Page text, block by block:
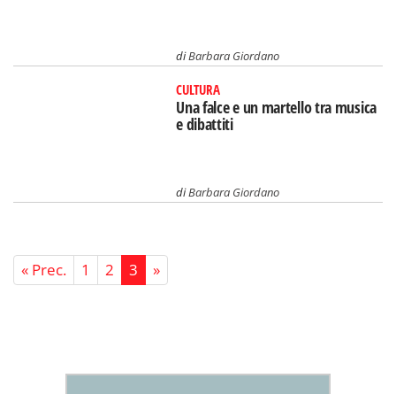
diBarbara Giordano
CULTURA
Una falce e un martello tra musica
e dibattiti
diBarbara Giordano
« Prec. 1 2 3 »